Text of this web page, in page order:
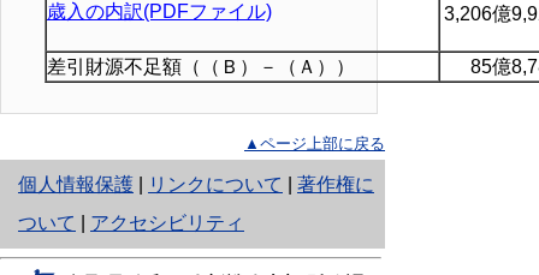
歳入の内訳(PDFファイル)
3,206億
差引財源不足額（（Ｂ）－（Ａ）） 85億
▲ページ上部に戻る
個人情報保護
と
り
ネ
リンクについて
著作権に
ついて
アクセシビリティ